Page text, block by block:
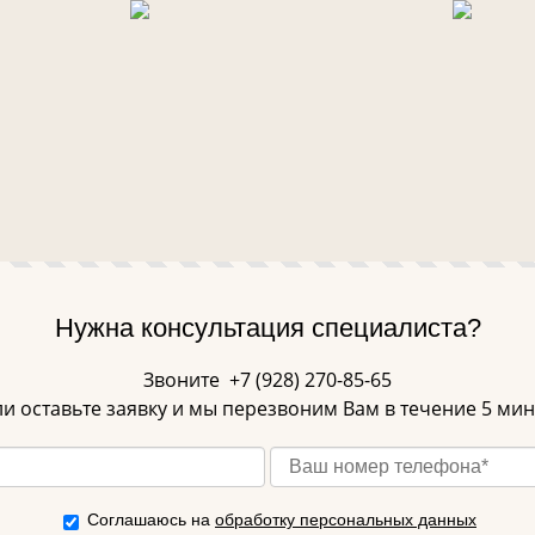
Нужна консультация специалиста?
Звоните +7 (928) 270-85-65
оставьте заявку и мы перезвоним Вам в течение 5
Соглашаюсь на обработку персональных данных